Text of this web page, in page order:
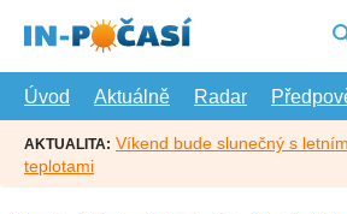
hlavní
Úvod
Aktuálně Radar
AKTUALITA: Víkend bude slunečný s
teplotami